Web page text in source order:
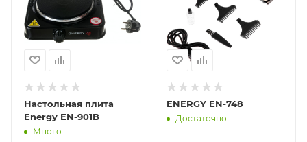
самовывоза
Нет
Настольная плита
Energy EN-901B
Много
самовывоза
ENERGY EN-748
Достаточно